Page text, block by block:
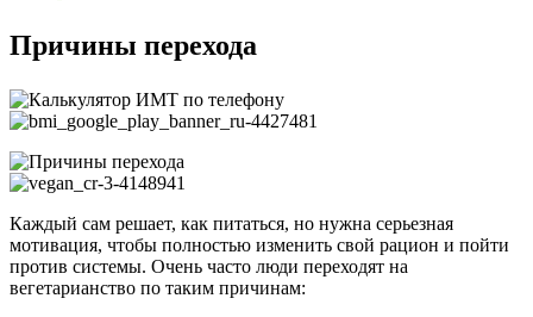
Причины перехода
Каждый сам решает, как питаться, но нужна серьезная
мотивация, чтобы полностью изменить свой рацион и пойти
против системы. Очень часто люди переходят на
вегетарианство по таким причинам: